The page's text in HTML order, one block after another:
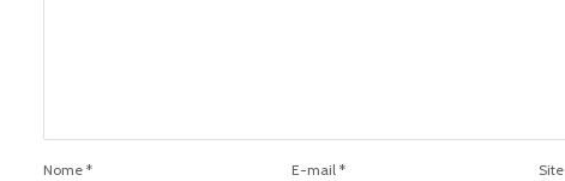
Nome * E-mail * Site